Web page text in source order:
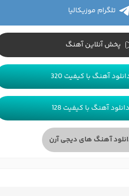
تلگرام موزیکالیا
پخش آنلاین آهنگ
آهنگ با کیفیت 320
دانلود آهنگ با کیفیت 128
آهنگ های دیجی آرن